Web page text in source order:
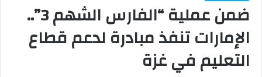
ضمن عملية “الفارس الشهم 3”..
الإمارات تنفذ مبادرة لدعم قطاع
التعليم في غزة